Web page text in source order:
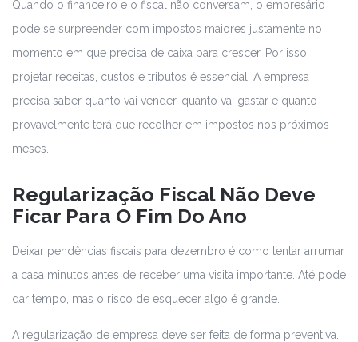
Quando o financeiro e o fiscal não conversam, o empresário
pode se surpreender com impostos maiores justamente no
momento em que precisa de caixa para crescer. Por isso,
projetar receitas, custos e tributos é essencial. A empresa
precisa saber quanto vai vender, quanto vai gastar e quanto
provavelmente terá que recolher em impostos nos próximos
meses.
Regularização Fiscal Não Deve
Ficar Para O Fim Do Ano
Deixar pendências fiscais para dezembro é como tentar arrumar
a casa minutos antes de receber uma visita importante. Até pode
dar tempo, mas o risco de esquecer algo é grande.
A regularização de empresa deve ser feita de forma preventiva.